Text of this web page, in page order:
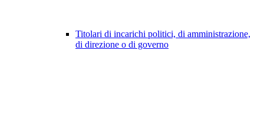
Titolari di incarichi politici, di amministrazione,
di direzione o di governo